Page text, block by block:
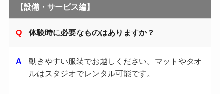
【設備・サービス編】
体験時に必要なものはありますか？
動きやすい服装でお越しください。​マットやタオ
ルはスタジオでレンタル可能です。